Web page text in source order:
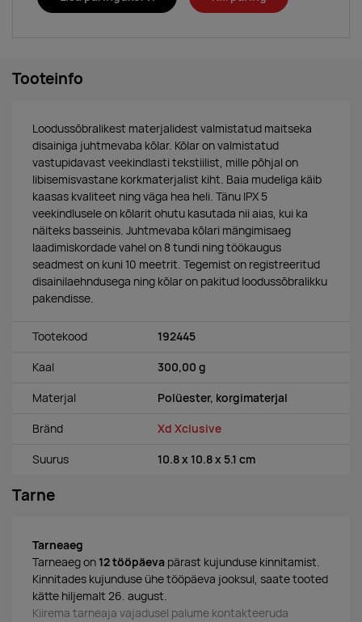
Tooteinfo
Loodussõbralikest materjalidest valmistatud maitseka
disainiga juhtmevaba kõlar. Kõlar on valmistatud
vastupidavast veekindlasti tekstiilist, mille põhjal on
libisemisvastane korkmaterjalist kiht. Baia mudeliga käib
kaasas kvaliteet ning väga hea heli. Tänu IPX 5
veekindlusele on kõlarit ohutu kasutada nii aias, kui ka
näiteks basseinis. Juhtmevaba kõlari mängimisaeg
laadimiskordade vahel on 8 tundi ning töökaugus
seadmest on kuni 10 meetrit. Tegemist on registreeritud
disainilaehndusega ning kõlar on pakitud loodussõbralikku
pakendisse.
Tootekood 192445
Kaal 300,00 g
Materjal Polüester, korgimaterjal
Bränd Xd Xclusive
Suurus 10.8 x 10.8 x 5.1 cm
Tarne
Tarneaeg
Tarneaeg on 12 tööpäeva pärast kujunduse kinnitamist.
Kinnitades kujunduse ühe tööpäeva jooksul, saate tooted
kätte hiljemalt 26. august.
Kiirema tarneaja vajadusel palume kontakteeruda